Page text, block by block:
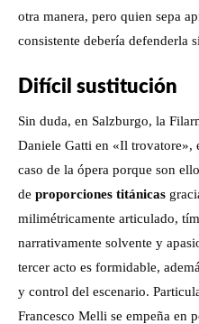
otra manera, pero quien sepa
consistente debería defenderla
Difícil sustitución
Sin duda, en Salzburgo, la
Daniele Gatti en «Il trovatore»,
caso de la ópera porque son
de proporciones titánicas
milimétricamente articulado,
narrativamente solvente y
tercer acto es formidable,
y control del escenario.
Francesco Melli se empeña en